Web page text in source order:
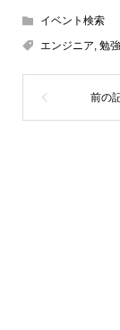
イベント検索
エンジニア, 勉